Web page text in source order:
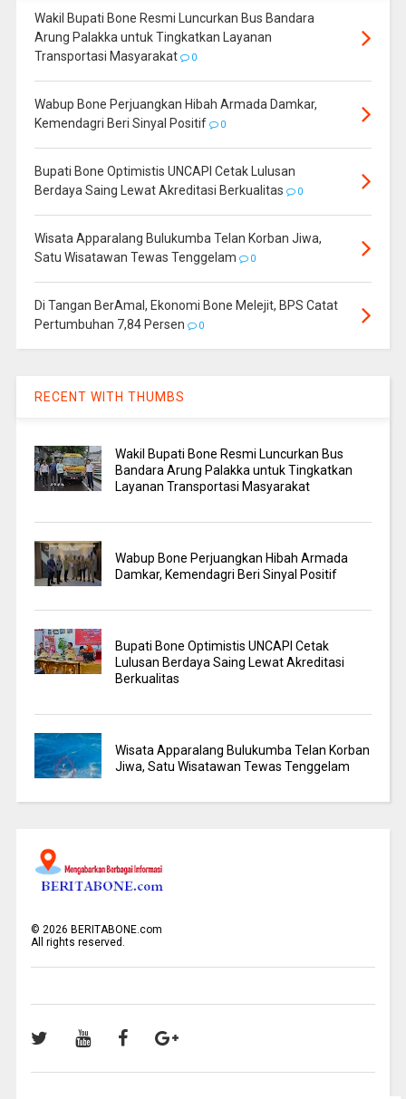
Wakil Bupati Bone Resmi Luncurkan Bus Bandara
Arung Palakka untuk Tingkatkan Layanan
Transportasi Masyarakat
0
Wabup Bone Perjuangkan Hibah Armada Damkar,
Kemendagri Beri Sinyal Positif
0
Bupati Bone Optimistis UNCAPI Cetak Lulusan
Berdaya Saing Lewat Akreditasi Berkualitas
0
Wisata Apparalang Bulukumba Telan Korban Jiwa,
Satu Wisatawan Tewas Tenggelam
0
Di Tangan BerAmal, Ekonomi Bone Melejit, BPS Catat
Pertumbuhan 7,84 Persen
0
RECENT WITH THUMBS
Wakil Bupati Bone Resmi Luncurkan Bus
Bandara Arung Palakka untuk Tingkatkan
Layanan Transportasi Masyarakat
Wabup Bone Perjuangkan Hibah Armada
Damkar, Kemendagri Beri Sinyal Positif
Bupati Bone Optimistis UNCAPI Cetak
Lulusan Berdaya Saing Lewat Akreditasi
Berkualitas
Wisata Apparalang Bulukumba Telan Korban
Jiwa, Satu Wisatawan Tewas Tenggelam
©2026 BERITABONE.com
All rights reserved.